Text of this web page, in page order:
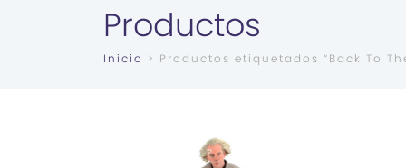
Productos
Inicio > Productos etiquetados “Back To